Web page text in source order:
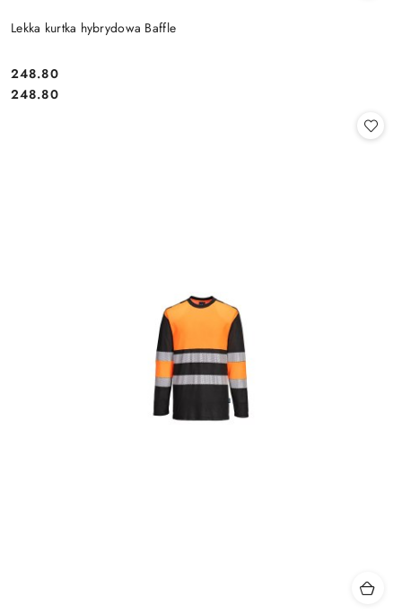
Lekka kurtka hybrydowa Baffle
Cena:
248.80
Cena:
248.80